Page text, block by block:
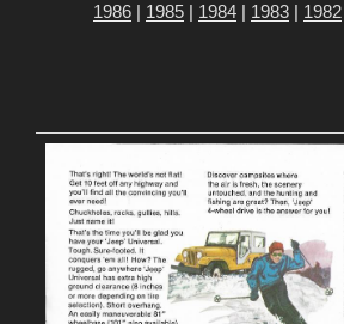
1982
1983
1984
1985
1986